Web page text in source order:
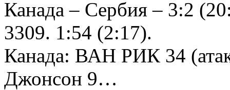
Канада – Сербия – 3:2
3309. 1:54 (2:17).
Канада: ВАН РИК 34
Джонсон 9…